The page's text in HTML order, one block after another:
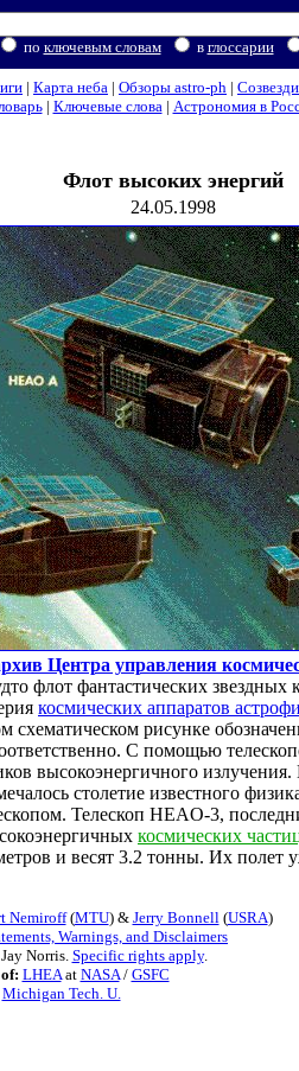
по ключевым словам в глоссарии
| Карта неба | Обзоры astro-ph |
| Ключевые слова| Астрономия в
Флот высоких энергий
24.05.1998
Центра управления
флот фантастических звездных
космических аппаратов
схематическом рисунке
С помощью
высокоэнергичного
столетие известного
Телескоп HEAO-3,
космических
и весят 3.2 тонны. Их полет
Nemiroff(MTU) & Jerry Bonnell(USRA)
Warnings, and Disclaimers
Jay Norris. Specific rights apply.
LHEAat NASA/ GSFC
Michigan Tech. U.